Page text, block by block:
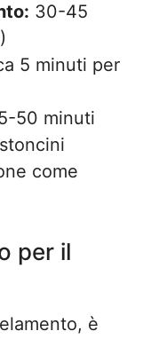
30-45
5 minuti per
50 minuti
come
per il
è